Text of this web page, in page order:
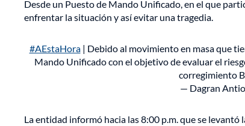
Desde un Puesto de Mando Unificado, en el que
enfrentar la situación y así evitar una tragedia.
#AEstaHora| Debido al movimiento en masa que
Mando Unificado con el objetivo de evaluar el
corregimiento
— Dagran
La entidad informó hacia las 8:00 p.m. que se